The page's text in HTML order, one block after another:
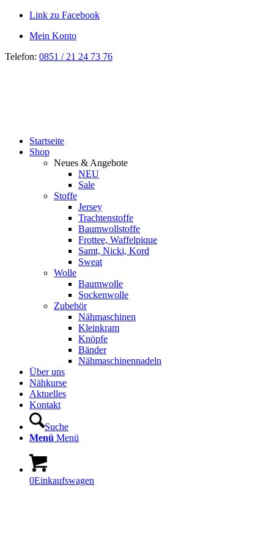
Link zu Facebook
Mein Konto
Telefon: 0851 / 21 24 73 76
Startseite
Shop
Neues & Angebote
NEU
Sale
Stoffe
Jersey
Trachtenstoffe
Baumwollstoffe
Frottee, Waffelpique
Samt, Nicki, Kord
Sweat
Wolle
Baumwolle
Sockenwolle
Zubehör
Nähmaschinen
Kleinkram
Knöpfe
Bänder
Nähmaschinennadeln
Über uns
Nähkurse
Aktuelles
Kontakt
Suche
Menü Menü
0Einkaufswagen